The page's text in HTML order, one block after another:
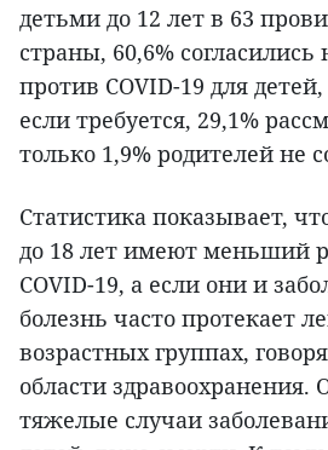
детьми до 12 лет в 63
страны, 60,6%
против COVID-19 для детей,
если требуется, 29,1%
только 1,9% родителей не
Статистика показывает,
до 18 лет имеют меньший
COVID-19, а если они и
болезнь часто протекает
возрастных группах,
области здравоохранения.
тяжелые случаи